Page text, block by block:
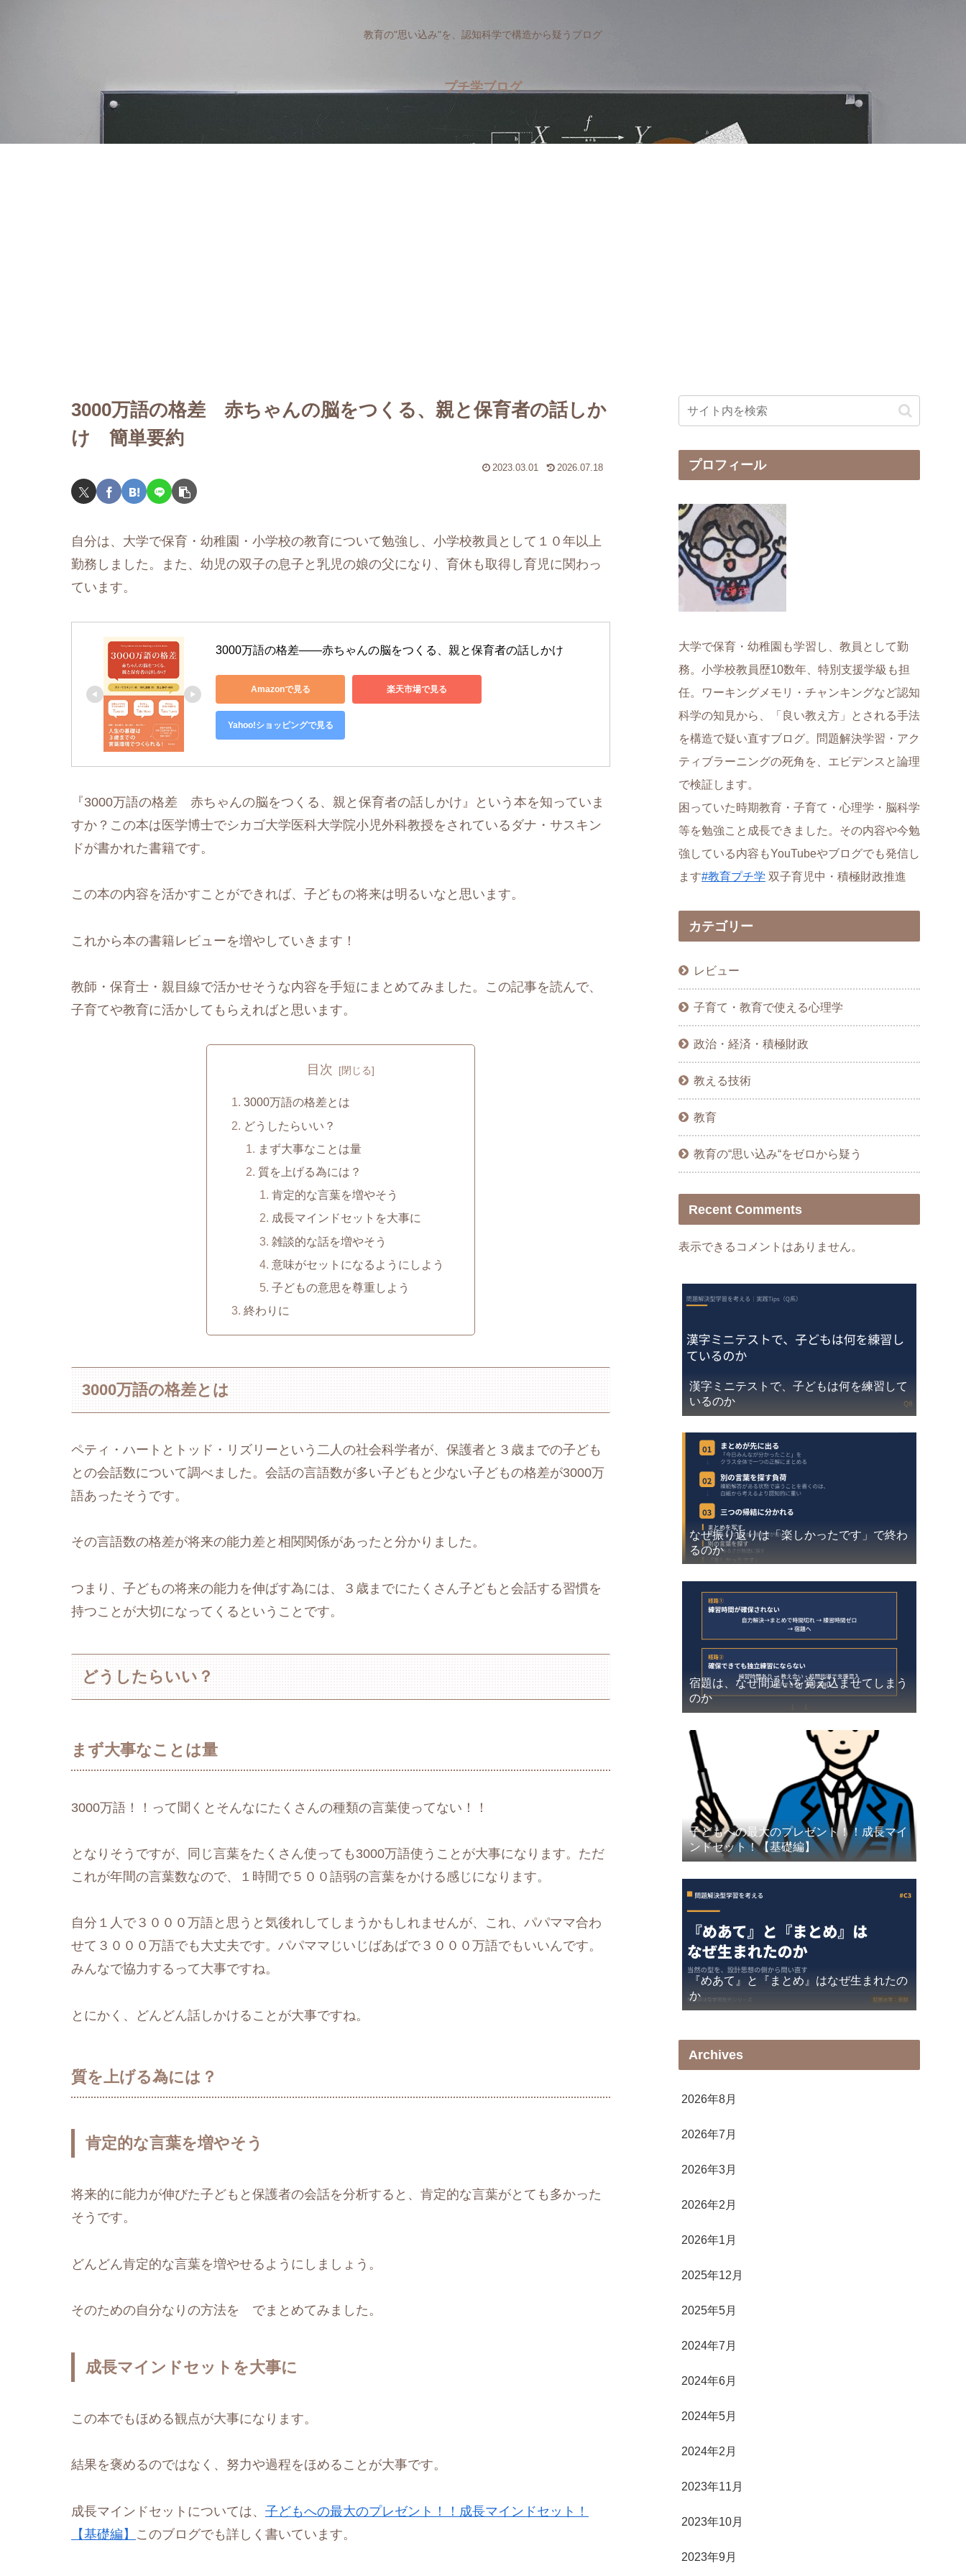
教育の"思い込み"を、認知科学で構造から疑うブログ
プチ学ブログ
3000万語の格差 赤ちゃんの脳をつくる、親と保育者の話しか
け 簡単要約
2023.03.01 2026.07.18
自分は、大学で保育・幼稚園・小学校の教育について勉強し、小学校教員として１０年以上
勤務しました。また、幼児の双子の息子と乳児の娘の父になり、育休も取得し育児に関わっ
ています。
3000万語の格差——赤ちゃんの脳をつくる、親と保育者の話しかけ
Amazonで見る 楽天市場で見る
Yahoo!ショッピングで見る
『3000万語の格差 赤ちゃんの脳をつくる、親と保育者の話しかけ』という本を知っていま
すか？この本は医学博士でシカゴ大学医科大学院小児外科教授をされているダナ・サスキン
ドが書かれた書籍です。
この本の内容を活かすことができれば、子どもの将来は明るいなと思います。
これから本の書籍レビューを増やしていきます！
教師・保育士・親目線で活かせそうな内容を手短にまとめてみました。この記事を読んで、
子育てや教育に活かしてもらえればと思います。
目次
3000万語の格差とは
どうしたらいい？
まず大事なことは量
質を上げる為には？
肯定的な言葉を増やそう
成長マインドセットを大事に
雑談的な話を増やそう
意味がセットになるようにしよう
子どもの意思を尊重しよう
終わりに
3000万語の格差とは
ペティ・ハートとトッド・リズリーという二人の社会科学者が、保護者と３歳までの子ども
との会話数について調べました。会話の言語数が多い子どもと少ない子どもの格差が3000万
語あったそうです。
その言語数の格差が将来の能力差と相関関係があったと分かりました。
つまり、子どもの将来の能力を伸ばす為には、３歳までにたくさん子どもと会話する習慣を
持つことが大切になってくるということです。
どうしたらいい？
まず大事なことは量
3000万語！！って聞くとそんなにたくさんの種類の言葉使ってない！！
となりそうですが、同じ言葉をたくさん使っても3000万語使うことが大事になります。ただ
これが年間の言葉数なので、１時間で５００語弱の言葉をかける感じになります。
自分１人で３０００万語と思うと気後れしてしまうかもしれませんが、これ、パパママ合わ
せて３０００万語でも大丈夫です。パパママじいじばあばで３０００万語でもいいんです。
みんなで協力するって大事ですね。
とにかく、どんどん話しかけることが大事ですね。
質を上げる為には？
肯定的な言葉を増やそう
将来的に能力が伸びた子どもと保護者の会話を分析すると、肯定的な言葉がとても多かった
そうです。
どんどん肯定的な言葉を増やせるようにしましょう。
そのための自分なりの方法を でまとめてみました。
成長マインドセットを大事に
この本でもほめる観点が大事になります。
結果を褒めるのではなく、努力や過程をほめることが大事です。
成長マインドセットについては、 子どもへの最大のプレゼント！！成長マインドセット！
【基礎編】 このブログでも詳しく書いています。
プロフィール
大学で保育・幼稚園も学習し、教員として勤
務。小学校教員歴10数年、特別支援学級も担
任。ワーキングメモリ・チャンキングなど認知
科学の知見から、「良い教え方」とされる手法
を構造で疑い直すブログ。問題解決学習・アク
ティブラーニングの死角を、エビデンスと論理
で検証します。
困っていた時期教育・子育て・心理学・脳科学
等を勉強こと成長できました。その内容や今勉
強している内容もYouTubeやブログでも発信し
ます#教育プチ学 双子育児中・積極財政推進
カテゴリー
レビュー
子育て・教育で使える心理学
政治・経済・積極財政
教える技術
教育
教育の“思い込み“をゼロから疑う
Recent Comments
表示できるコメントはありません。
漢字ミニテストで、子どもは何を練習して
いるのか
なぜ振り返りは「楽しかったです」で終わ
るのか
宿題は、なぜ間違いを覚え込ませてしまう
のか
子どもへの最大のプレゼント！！成長マイ
ンドセット！【基礎編】
『めあて』と『まとめ』はなぜ生まれたの
か
Archives
2026年8月
2026年7月
2026年3月
2026年2月
2026年1月
2025年12月
2025年5月
2024年7月
2024年6月
2024年5月
2024年2月
2023年11月
2023年10月
2023年9月